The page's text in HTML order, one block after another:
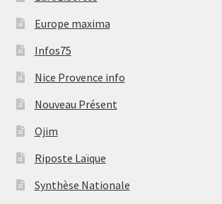
Europe maxima
Infos75
Nice Provence info
Nouveau Présent
Ojim
Riposte Laïque
Synthèse Nationale